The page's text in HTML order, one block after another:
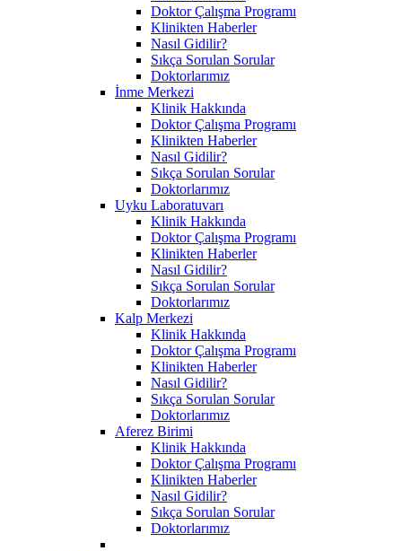
Doktor Çalışma Programı
Klinikten Haberler
Nasıl Gidilir?
Sıkça Sorulan Sorular
Doktorlarımız
İnme Merkezi
Klinik Hakkında
Doktor Çalışma Programı
Klinikten Haberler
Nasıl Gidilir?
Sıkça Sorulan Sorular
Doktorlarımız
Uyku Laboratuvarı
Klinik Hakkında
Doktor Çalışma Programı
Klinikten Haberler
Nasıl Gidilir?
Sıkça Sorulan Sorular
Doktorlarımız
Kalp Merkezi
Klinik Hakkında
Doktor Çalışma Programı
Klinikten Haberler
Nasıl Gidilir?
Sıkça Sorulan Sorular
Doktorlarımız
Aferez Birimi
Klinik Hakkında
Doktor Çalışma Programı
Klinikten Haberler
Nasıl Gidilir?
Sıkça Sorulan Sorular
Doktorlarımız